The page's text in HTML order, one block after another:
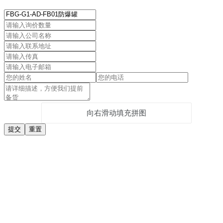
向右滑动填充拼图